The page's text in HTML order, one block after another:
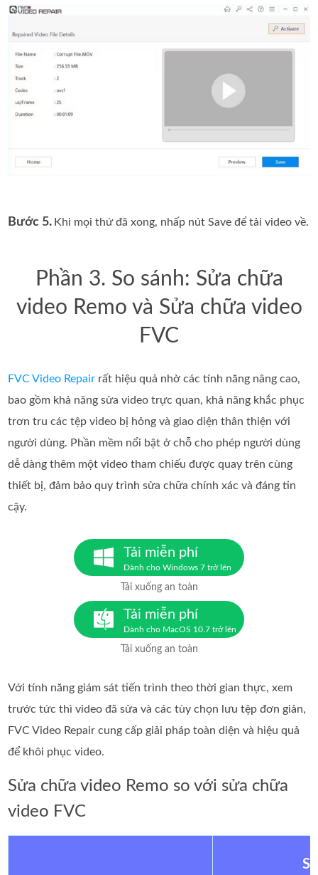
Bước 5. Khi mọi thứ đã xong, nhấp nút Save để tải video về.
Phần 3. So sánh: Sửa chữa
video Remo và Sửa chữa video
FVC
FVC Video Repair rất hiệu quả nhờ các tính năng nâng cao,
bao gồm khả năng sửa video trực quan, khả năng khắc phục
trơn tru các tệp video bị hỏng và giao diện thân thiện với
người dùng. Phần mềm nổi bật ở chỗ cho phép người dùng
dễ dàng thêm một video tham chiếu được quay trên cùng
thiết bị, đảm bảo quy trình sửa chữa chính xác và đáng tin
cậy.
Tải miễn phí
Dành cho Windows 7 trở lên
Tải xuống an toàn
Tải miễn phí
Dành cho MacOS 10.7 trở lên
Tải xuống an toàn
Với tính năng giám sát tiến trình theo thời gian thực, xem
trước tức thì video đã sửa và các tùy chọn lưu tệp đơn giản,
FVC Video Repair cung cấp giải pháp toàn diện và hiệu quả
để khôi phục video.
Sửa chữa video Remo so với sửa chữa
video FVC